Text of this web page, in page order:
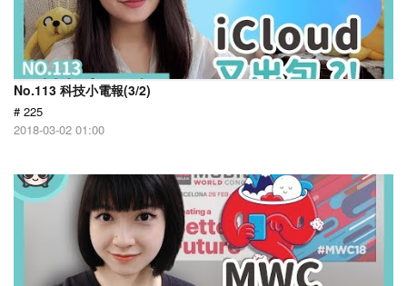
No.113 科技小電報(3/2)
# 225
2018-03-02 01:00